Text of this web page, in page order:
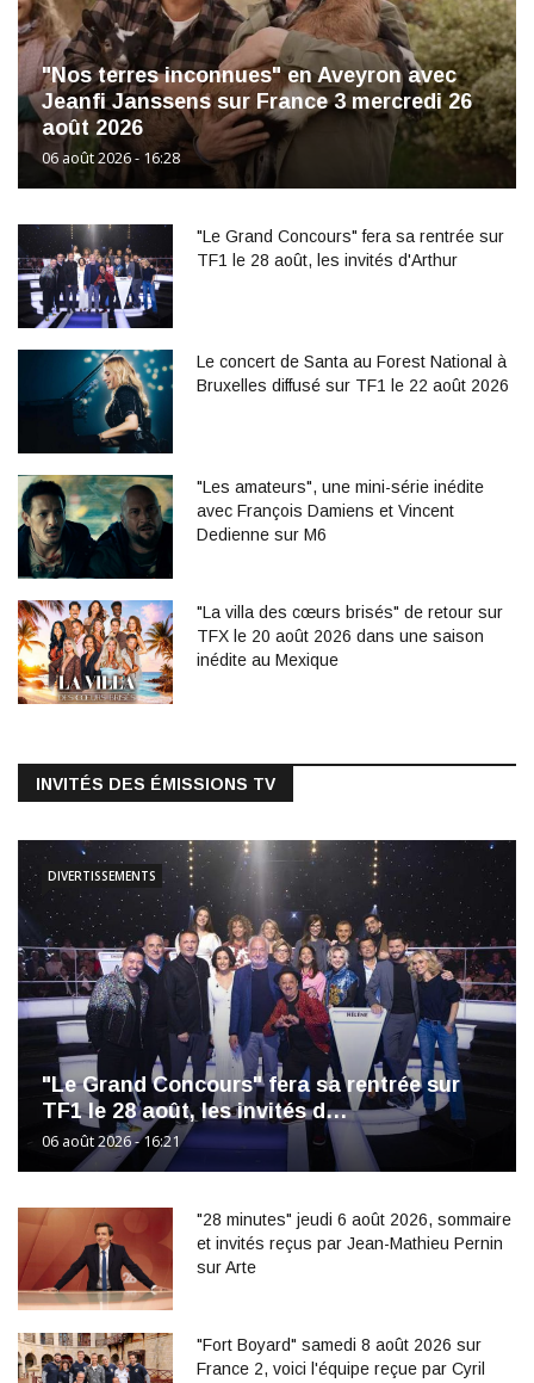
"Nos terres inconnues" en Aveyron avec
Jeanfi Janssens sur France 3 mercredi 26
août 2026
06 août 2026 - 16:28
"Le Grand Concours" fera sa rentrée sur
TF1 le 28 août, les invités d'Arthur
Le concert de Santa au Forest National à
Bruxelles diffusé sur TF1 le 22 août 2026
"Les amateurs", une mini-série inédite
avec François Damiens et Vincent
Dedienne sur M6
"La villa des cœurs brisés" de retour sur
TFX le 20 août 2026 dans une saison
inédite au Mexique
INVITÉS DES ÉMISSIONS TV
"Le Grand Concours" fera sa rentrée sur
TF1 le 28 août, les invités d…
06 août 2026 - 16:21
DIVERTISSEMENTS
"28 minutes" jeudi 6 août 2026, sommaire
et invités reçus par Jean-Mathieu Pernin
sur Arte
"Fort Boyard" samedi 8 août 2026 sur
France 2, voici l'équipe reçue par Cyril